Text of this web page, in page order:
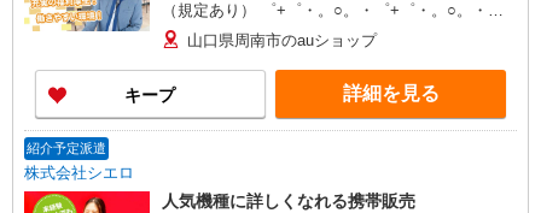
（規定あり） ゜+゜・。○。・゜+゜・。○。・゜
+゜ 入社祝い金10万円支給(規定有) お友達を紹介
頂くと, インセンティブ支給(規定有) ★月2回払
い・週払い可能（規程有）★ ゜・。○。・゜
+゜・。○。・゜+゜
山口県周南市のauショップ
キープ 詳細を見る
紹介予定派遣
株式会社シエロ
人気機種に詳しくなれる携帯販売